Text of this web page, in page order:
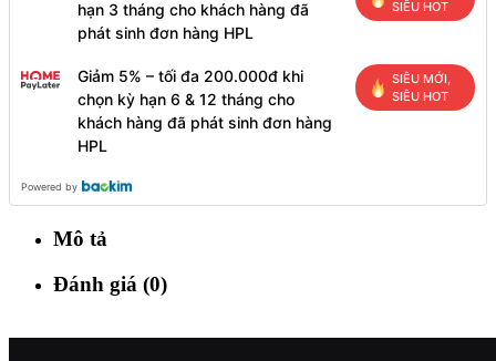
hạn 3 tháng cho khách hàng đã
phát sinh đơn hàng HPL
SIÊU HOT
Giảm 5% – tối đa 200.000đ khi
chọn kỳ hạn 6 & 12 tháng cho
khách hàng đã phát sinh đơn hàng
HPL
SIÊU MỚI,
SIÊU HOT
Powered by
Mô tả
Đánh giá (0)